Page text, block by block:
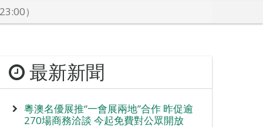
）
最新新聞
粵澳名優展推“一會展兩地”合作 昨促逾
270場商務洽談 今起免費對公眾開放